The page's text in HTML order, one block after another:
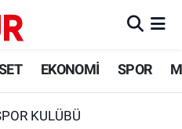
EKONOMİ SPOR
KULÜBÜ